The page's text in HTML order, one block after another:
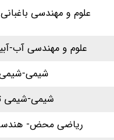
علوم و مهندسی
علوم و مهندسی آب-
شیمی-
شیمی-شیمی
ریاضی محض-